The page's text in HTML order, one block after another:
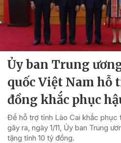
Ủy ban Trung
quốc Việt Nam hỗ
đồng khắc phục
Để hỗ trợ tỉnh Lào Cai khắc phục
gây ra, ngày 1/11, Ủy ban Trung
tặng tỉnh 10 tỷ đồng.